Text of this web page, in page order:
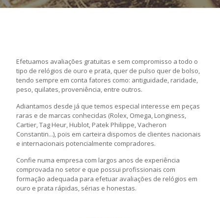
Efetuamos avaliações gratuitas e sem compromisso a todo o
tipo de relógios de ouro e prata, quer de pulso quer de bolso,
tendo sempre em conta fatores como: antiguidade, raridade,
peso, quilates, proveniência, entre outros.
Adiantamos desde já que temos especial interesse em peças
raras e de marcas conhecidas (Rolex, Omega, Longiness,
Cartier, Tag Heur, Hublot, Patek Philippe, Vacheron
Constantin...), pois em carteira dispomos de clientes nacionais
e internacionais potencialmente compradores.
Confie numa empresa com largos anos de experiência
comprovada no setor e que possui profissionais com
formação adequada para efetuar avaliações de relógios em
ouro e prata rápidas, sérias e honestas.